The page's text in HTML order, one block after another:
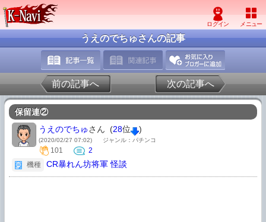
うえのでちゅさんの記事
前の記事へ 次の記事へ
保留連②
うえのでちゅさん (28位 )
(2020/02/27 07:02) ジャンル：パチンコ
101
2
機種
CR暴れん坊将軍 怪談